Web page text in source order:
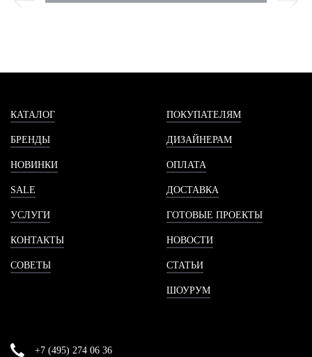
КАТАЛОГ
БРЕНДЫ
НОВИНКИ
SALE
УСЛУГИ
КОНТАКТЫ
СОВЕТЫ
ПОКУПАТЕЛЯМ
ДИЗАЙНЕРАМ
ОПЛАТА
ДОСТАВКА
ГОТОВЫЕ ПРОЕКТЫ
НОВОСТИ
СТАТЬИ
ШОУРУМ
+7 (495) 274 06 36